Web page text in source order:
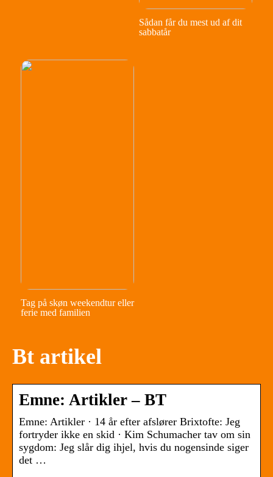
Sådan får du mest ud af dit
sabbatår
Tag på skøn weekendtur eller
ferie med familien
Bt artikel
Emne: Artikler – BT
Emne: Artikler · 14 år efter afslører Brixtofte: Jeg
fortryder ikke en skid · Kim Schumacher tav om sin
sygdom: Jeg slår dig ihjel, hvis du nogensinde siger
det …